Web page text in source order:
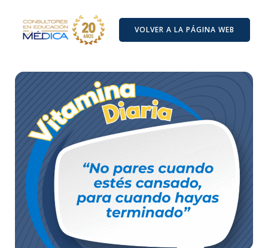
VOLVER A LA PÁGINA WEB